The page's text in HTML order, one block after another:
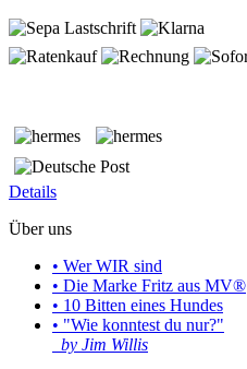
Details
Über uns
• Wer WIR sind
• Die Marke Fritz aus MV®
• 10 Bitten eines Hundes
• "Wie konntest du nur?"
by Jim Willis